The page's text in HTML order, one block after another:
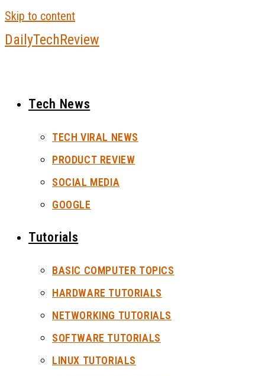
Skip to content
DailyTechReview
Tech News
TECH VIRAL NEWS
PRODUCT REVIEW
SOCIAL MEDIA
GOOGLE
Tutorials
BASIC COMPUTER TOPICS
HARDWARE TUTORIALS
NETWORKING TUTORIALS
SOFTWARE TUTORIALS
LINUX TUTORIALS